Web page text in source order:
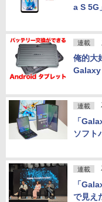
a S 5G
連載
俺的大
Galaxy
連載
「
ソフト
連載
「
で見え